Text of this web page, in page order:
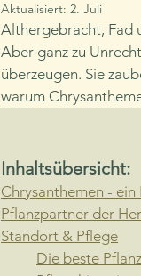
Aktualisiert: 2. Juli
Althergebracht, Fad
Aber ganz zu
überzeugen. Sie
warum
Inhaltsübersicht:
Chrysanthemen - ein
Pflanzpartner der
Standort & Pflege
Die beste